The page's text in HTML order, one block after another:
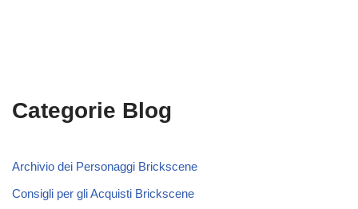
Categorie Blog
Archivio dei Personaggi Brickscene
Consigli per gli Acquisti Brickscene